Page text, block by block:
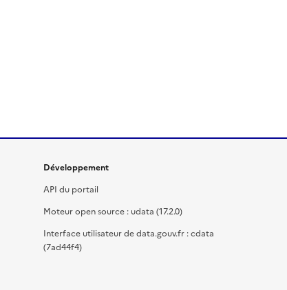
Développement
API du portail
Moteur open source : udata (17.2.0)
Interface utilisateur de data.gouv.fr : cdata
(7ad44f4)